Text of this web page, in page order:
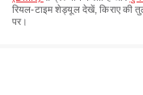
रियल-टाइम शेड्यूल देखें, किराए
पर।